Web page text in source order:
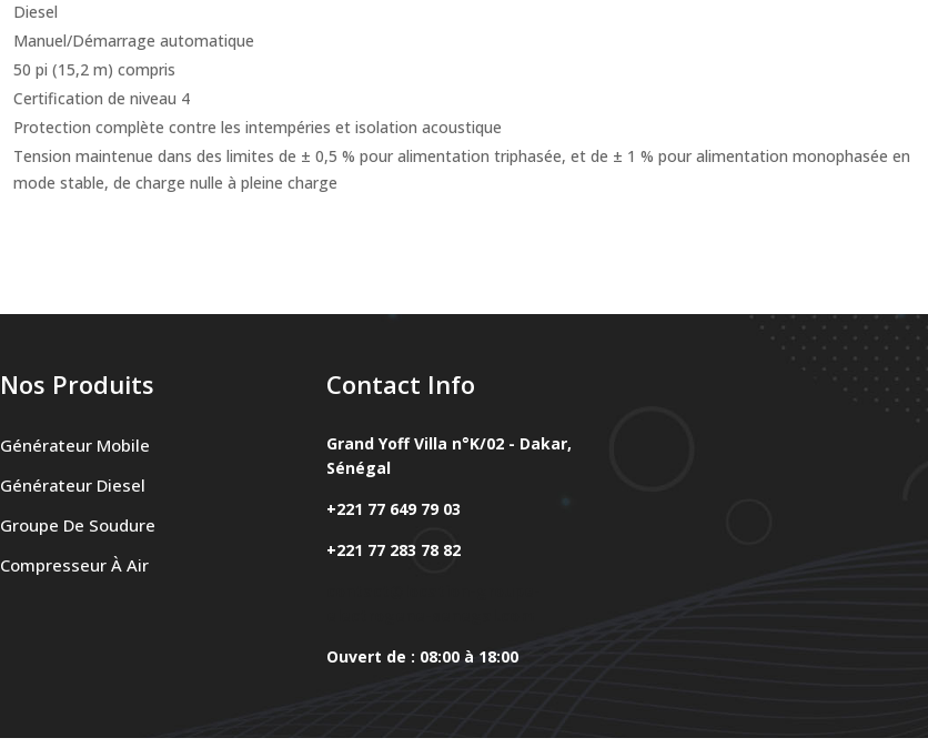
Diesel
Manuel/Démarrage automatique
50 pi (15,2 m) compris
Certification de niveau 4
Protection complète contre les intempéries et isolation acoustique
Tension maintenue dans des limites de ± 0,5 % pour alimentation triphasée, et de ± 1 % pour alimentation monophasée en
mode stable, de charge nulle à pleine charge
Nos Produits
Générateur Mobile
Générateur Diesel
Groupe De Soudure
Compresseur À Air
Contact Info
Grand Yoff Villa n°K/02 - Dakar,
Sénégal
+221 77 649 79 03
+221 77 283 78 82
Ouvert de : 08:00 à 18:00